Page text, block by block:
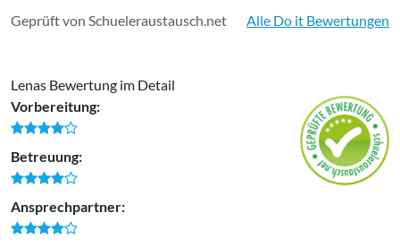
Geprüft von Schueleraustausch.net Alle Do it Bewertungen
Lenas Bewertung im Detail
Vorbereitung:
Betreuung:
Ansprechpartner: